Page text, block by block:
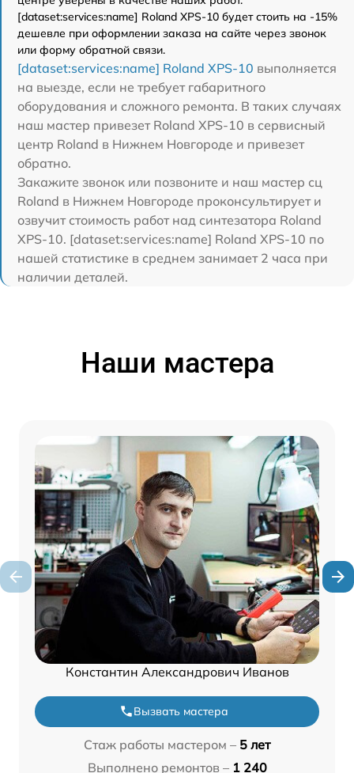
[dataset:services:name] Roland XPS-10 будет стоить на -15%
дешевле при оформлении заказа на сайте через звонок
или форму обратной связи.
[dataset:services:name] Roland XPS-10 выполняется
на выезде, если не требует габаритного
оборудования и сложного ремонта. В таких случаях
наш мастер привезет Roland XPS-10 в сервисный
центр Roland в Нижнем Новгороде и привезет
обратно.
Закажите звонок или позвоните и наш мастер сц
Roland в Нижнем Новгороде проконсультирует и
озвучит стоимость работ над синтезатора Roland
XPS-10. [dataset:services:name] Roland XPS-10 по
нашей статистике в среднем занимает 2 часа при
наличии деталей.
Наши мастера
Константин Александрович Иванов
Вызвать мастера
Стаж работы мастером – 5 лет
Выполнено ремонтов – 1 240